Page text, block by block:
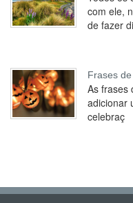
com ele,
de fazer
Frases
As frases
adicionar
celebraç